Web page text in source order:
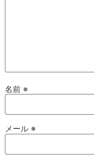
名前 ※
メール ※